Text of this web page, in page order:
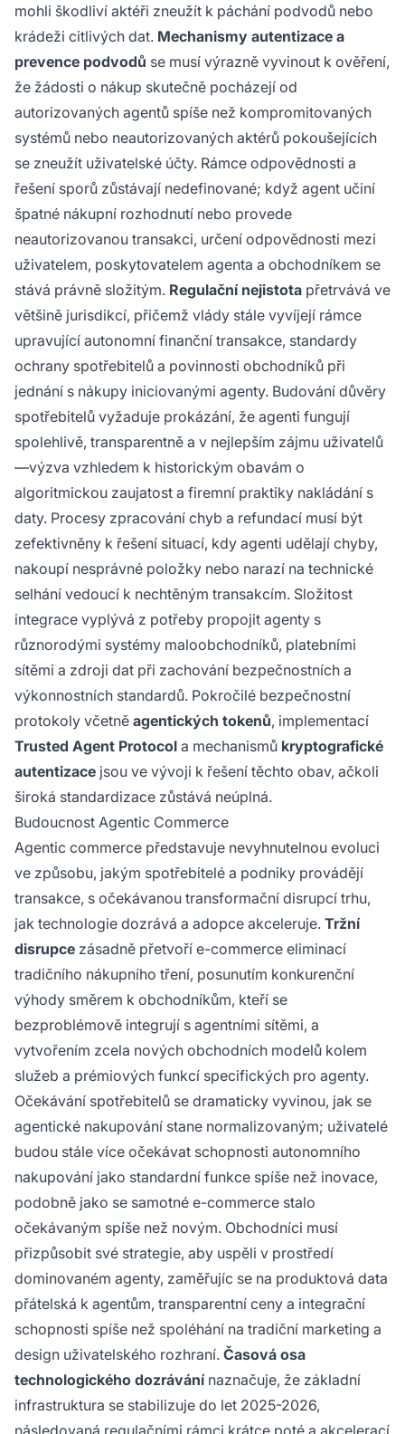
mohli škodliví aktéři zneužít k páchání podvodů nebo
krádeži citlivých dat. Mechanismy autentizace a
prevence podvodů se musí výrazně vyvinout k ověření,
že žádosti o nákup skutečně pocházejí od
autorizovaných agentů spíše než kompromitovaných
systémů nebo neautorizovaných aktérů pokoušejících
se zneužít uživatelské účty. Rámce odpovědnosti a
řešení sporů zůstávají nedefinované; když agent učiní
špatné nákupní rozhodnutí nebo provede
neautorizovanou transakci, určení odpovědnosti mezi
uživatelem, poskytovatelem agenta a obchodníkem se
stává právně složitým. Regulační nejistota přetrvává ve
většině jurisdikcí, přičemž vlády stále vyvíjejí rámce
upravující autonomní finanční transakce, standardy
ochrany spotřebitelů a povinnosti obchodníků při
jednání s nákupy iniciovanými agenty. Budování důvěry
spotřebitelů vyžaduje prokázání, že agenti fungují
spolehlivě, transparentně a v nejlepším zájmu uživatelů
—výzva vzhledem k historickým obavám o
algoritmickou zaujatost a firemní praktiky nakládání s
daty. Procesy zpracování chyb a refundací musí být
zefektivněny k řešení situací, kdy agenti udělají chyby,
nakoupí nesprávné položky nebo narazí na technické
selhání vedoucí k nechtěným transakcím. Složitost
integrace vyplývá z potřeby propojit agenty s
různorodými systémy maloobchodníků, platebními
sítěmi a zdroji dat při zachování bezpečnostních a
výkonnostních standardů. Pokročilé bezpečnostní
protokoly včetně agentických tokenů, implementací
Trusted Agent Protocol a mechanismů kryptografické
autentizace jsou ve vývoji k řešení těchto obav, ačkoli
široká standardizace zůstává neúplná.
Budoucnost Agentic Commerce
Agentic commerce představuje nevyhnutelnou evoluci
ve způsobu, jakým spotřebitelé a podniky provádějí
transakce, s očekávanou transformační disrupcí trhu,
jak technologie dozrává a adopce akceleruje. Tržní
disrupce zásadně přetvoří e-commerce eliminací
tradičního nákupního tření, posunutím konkurenční
výhody směrem k obchodníkům, kteří se
bezproblémově integrují s agentními sítěmi, a
vytvořením zcela nových obchodních modelů kolem
služeb a prémiových funkcí specifických pro agenty.
Očekávání spotřebitelů se dramaticky vyvinou, jak se
agentické nakupování stane normalizovaným; uživatelé
budou stále více očekávat schopnosti autonomního
nakupování jako standardní funkce spíše než inovace,
podobně jako se samotné e-commerce stalo
očekávaným spíše než novým. Obchodníci musí
přizpůsobit své strategie, aby uspěli v prostředí
dominovaném agenty, zaměřujíc se na produktová data
přátelská k agentům, transparentní ceny a integrační
schopnosti spíše než spoléhání na tradiční marketing a
design uživatelského rozhraní. Časová osa
technologického dozrávánínaznačuje, že základní
infrastruktura se stabilizuje do let 2025-2026,
následovaná regulačními rámci krátce poté a akcelerací